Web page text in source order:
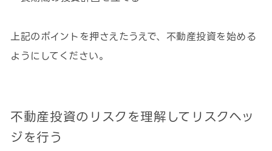
上記のポイントを押さえたうえで、不動産投資を始める
ようにしてください。
不動産投資のリスクを理解してリスクヘッ
ジを行う